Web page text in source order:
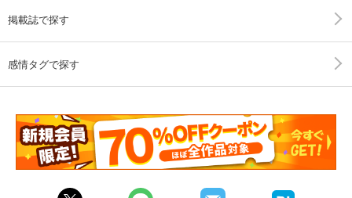
掲載誌で探す
感情タグで探す